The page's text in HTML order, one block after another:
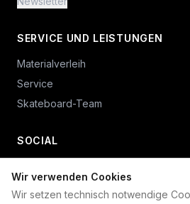
Wir verwenden Cookies
Wir setzen technisch notwendige
SERVICE UND LEISTUNGEN
Materialverleih
Service
Skateboard-Team
SOCIAL
+49 234 687 00 38